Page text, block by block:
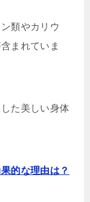
類やカリウ
まれていま
た美しい身体
的な理由は？